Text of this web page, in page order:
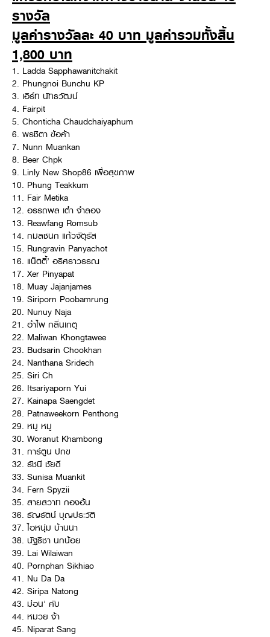
รางวัล
มูลค่ารางวัลละ 40 บาท มูลค่ารวมทั้งสิ้น
1,800 บาท
1. Ladda Sapphawanitchakit
2. Phungnoi Bunchu KP
3. เอิร์ท นัทธวัฒน์
4. Fairpit
5. Chonticha Chaudchaiyaphum
6. พรชิตา ข้อค้า
7. Nunn Muankan
8. Beer Chpk
9. Linly New Shop86 เพื่อสุขภาพ
10. Phung Teakkum
11. Fair Metika
12. อรรถพล เต๋า จำลอง
13. Reawfang Romsub
14. กมลชนก แก้วจัตุรัส
15. Rungravin Panyachot
16. แน็ตตี้’ อริศราวรรณ
17. Xer Pinyapat
18. Muay Jajanjames
19. Siriporn Poobamrung
20. Nunuy Naja
21. อำไพ กลิ่นเกตุ
22. Maliwan Khongtawee
23. Budsarin Chookhan
24. Nanthana Sridech
25. Siri Ch
26. Itsariyaporn Yui
27. Kainapa Saengdet
28. Patnaweekorn Penthong
29. หมู หมู
30. Woranut Khambong
31. การ์ตูน ปกข
32. รัชนี ชัยดี
33. Sunisa Muankit
34. Fern Spyzii
35. สายสวาท กองอ้น
36. ธัญรัตน์ บุญประวัติ
37. ไอหนุ่ม บ้านนา
38. นัฐธิชา นกน้อย
39. Lai Wilaiwan
40. Pornphan Sikhiao
41. Nu Da Da
42. Siripa Natong
43. ม่อน’ คับ
44. หมวย จ้า
45. Niparat Sang